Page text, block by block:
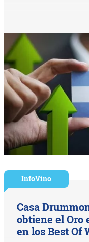
InfoVino
Casa
obtiene el Oro
en los Best Of